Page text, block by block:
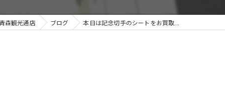
森観光通店 ブログ 本日は記念切手のシートをお買取...